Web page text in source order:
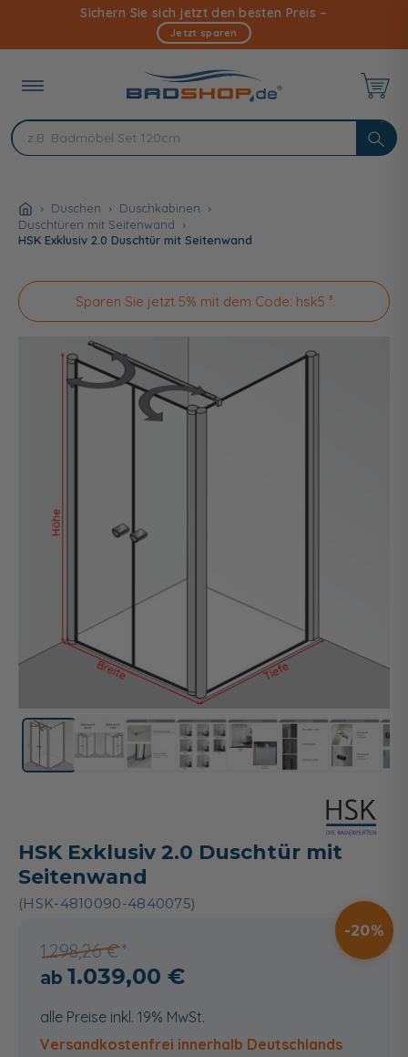
Inhalt
Sichern Sie sich jetzt den besten Preis –
Jetzt sparen
Duschen
Duschkabinen
Duschtüren mit Seitenwand
HSK Exklusiv 2.0 Duschtür mit Seitenwand
Sparen Sie jetzt 5% mit dem Code: hsk5 ³
HSK Exklusiv 2.0 Duschtür mit
Seitenwand
(HSK-4810090-4840075)
1.298,26 €
20
1.039,00 €
alle Preise inkl. 19% MwSt.
Versandkostenfrei innerhalb Deutschlands